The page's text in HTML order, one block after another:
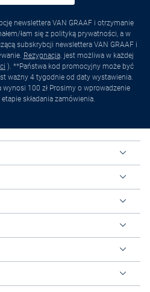
newslettera VAN GRAAF i otrzymanie
łam się z polityką prywatności, a w
subskrybcji newslettera VAN GRAAF i
Rezygnacja. jest możliwa w każdej
). **Państwa kod promocyjny może być
ważny 4 tygodnie od daty wystawienia.
100 zł Prosimy o wprowadzenie
składania zamówienia.